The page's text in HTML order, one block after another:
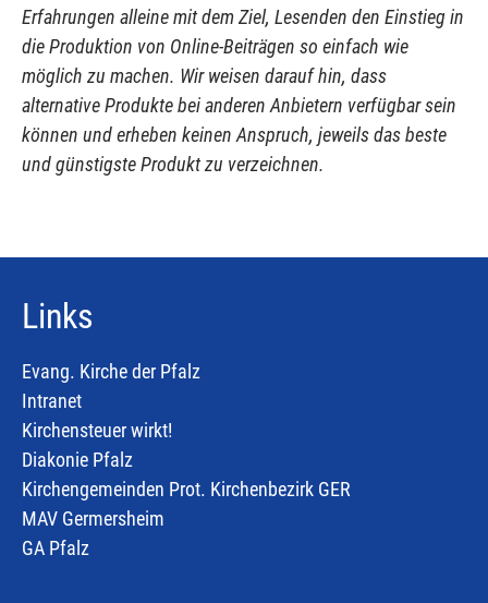
Erfahrungen alleine mit dem Ziel, Lesenden den Einstieg in
die Produktion von Online-Beiträgen so einfach wie
möglich zu machen. Wir weisen darauf hin, dass
alternative Produkte bei anderen Anbietern verfügbar sein
können und erheben keinen Anspruch, jeweils das beste
und günstigste Produkt zu verzeichnen.
Links
Evang. Kirche der Pfalz
Intranet
Kirchensteuer wirkt!
Diakonie Pfalz
Kirchengemeinden Prot. Kirchenbezirk GER
MAV Germersheim
GA Pfalz